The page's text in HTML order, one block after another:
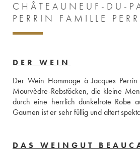
CHÂTEAUNEUF-DU-
PERRIN FAMILLE
DER WEIN
Der Wein Hommage à Jacques
Mourvèdre-Rebstöcken, die kleine
durch eine herrlich dunkelrote Robe
Gaumen ist er sehr füllig und altert
DAS WEINGUT